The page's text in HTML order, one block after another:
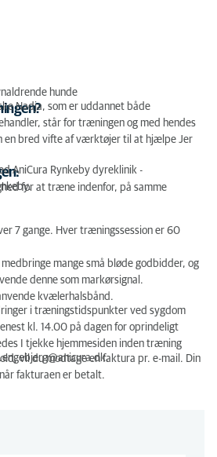
hunde
Nadja, som er uddannet både
står for træningen og med hendes
en bred vifte af værktøjer til at hjælpe Jer
AniCura Rynkeby dyreklinik -
for at træne indenfor, på samme
7 gange. Hver træningssession er 60
mange små bløde godbidder, og
denne som markørsignal.
kvælerhalsbånd.
i træningstidspunkter ved sygdom
kl. 14.00 på dagen for oprindeligt
I tjekke hjemmesiden inden træning
vil du modtage en faktura pr. e-mail. Din
fakturaen er betalt.